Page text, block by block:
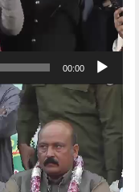
00:00
Video